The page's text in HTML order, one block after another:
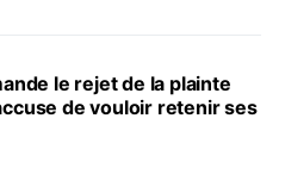
le rejet de la plainte
de vouloir retenir ses